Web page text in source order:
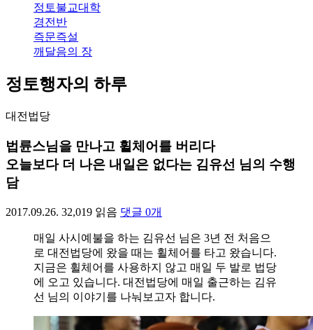
정토불교대학
경전반
즉문즉설
깨달음의 장
정토행자의 하루
대전법당
법륜스님을 만나고 휠체어를 버리다
오늘보다 더 나은 내일은 없다는 김유선 님의 수행
담
2017.09.26. 32,019 읽음 댓글 0개
매일 사시예불을 하는 김유선 님은 3년 전 처음으
로 대전법당에 왔을 때는 휠체어를 타고 왔습니다.
지금은 휠체어를 사용하지 않고 매일 두 발로 법당
에 오고 있습니다. 대전법당에 매일 출근하는 김유
선 님의 이야기를 나눠보고자 합니다.